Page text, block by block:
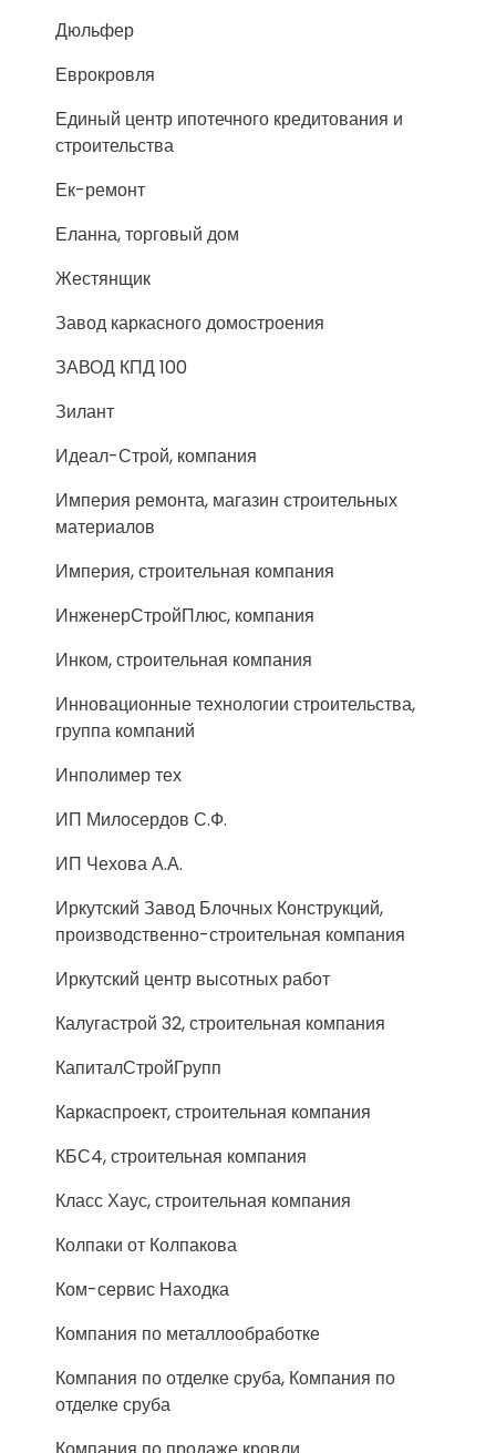
Дюльфер
Еврокровля
Единый центр ипотечного кредитования и
строительства
Ек-ремонт
Еланна, торговый дом
Жестянщик
Завод каркасного домостроения
ЗАВОД КПД 100
Зилант
Идеал-Строй, компания
Империя ремонта, магазин строительных
материалов
Империя, строительная компания
ИнженерСтройПлюс, компания
Инком, строительная компания
Инновационные технологии строительства,
группа компаний
Инполимер тех
ИП Милосердов С.Ф.
ИП Чехова А.А.
Иркутский Завод Блочных Конструкций,
производственно-строительная компания
Иркутский центр высотных работ
Калугастрой 32, строительная компания
КапиталСтройГрупп
Каркаспроект, строительная компания
КБС4, строительная компания
Класс Хаус, строительная компания
Колпаки от Колпакова
Ком-сервис Находка
Компания по металлообработке
Компания по отделке сруба, Компания по
отделке сруба